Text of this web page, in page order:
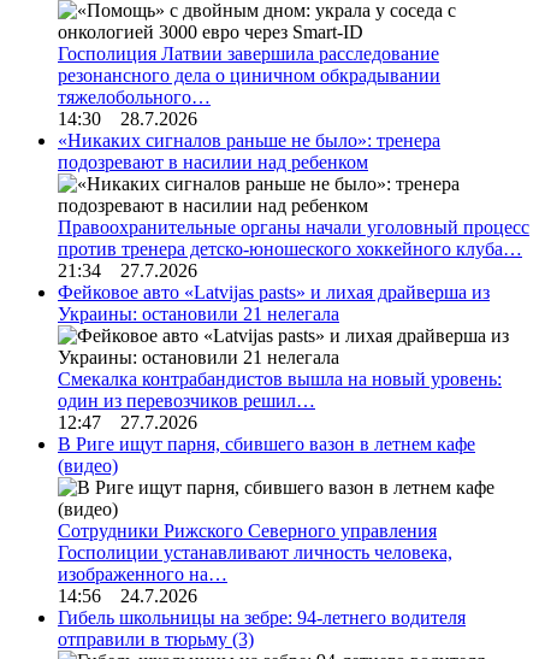
Госполиция Латвии завершила расследование
резонансного дела о циничном обкрадывании
тяжелобольного…
14:30 28.7.2026
«Никаких сигналов раньше не было»: тренера
подозревают в насилии над ребенком
Правоохранительные органы начали уголовный процесс
против тренера детско-юношеского хоккейного клуба…
21:34 27.7.2026
Фейковое авто «Latvijas pasts» и лихая драйверша из
Украины: остановили 21 нелегала
Смекалка контрабандистов вышла на новый уровень:
один из перевозчиков решил…
12:47 27.7.2026
В Риге ищут парня, сбившего вазон в летнем кафе
(видео)
Сотрудники Рижского Северного управления
Госполиции устанавливают личность человека,
изображенного на…
14:56 24.7.2026
Гибель школьницы на зебре: 94-летнего водителя
отправили в тюрьму (3)